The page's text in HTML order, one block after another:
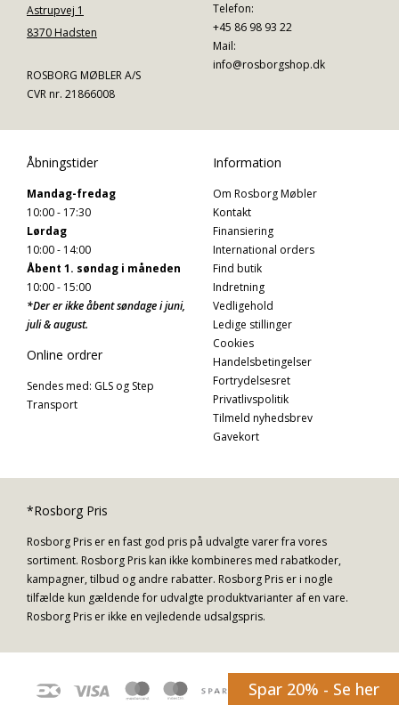
Astrupvej 1
8370 Hadsten
ROSBORG MØBLER A/S
CVR nr. 21866008
Telefon:
+45 86 98 93 22
Mail:
info@rosborgshop.dk
Åbningstider
Mandag-fredag
10:00 - 17:30
Lørdag
10:00 - 14:00
Åbent 1. søndag i måneden
10:00 - 15:00
*Der er ikke åbent søndage i juni,
juli & august.
Online ordrer
Sendes med: GLS og Step
Transport
Information
Om Rosborg Møbler
Kontakt
Finansiering
International orders
Find butik
Indretning
Vedligehold
Ledige stillinger
Cookies
Handelsbetingelser
Fortrydelsesret
Privatlivspolitik
Tilmeld nyhedsbrev
Gavekort
*Rosborg Pris
Rosborg Pris er en fast god pris på udvalgte varer fra vores
sortiment. Rosborg Pris kan ikke kombineres med rabatkoder,
kampagner, tilbud og andre rabatter. Rosborg Pris er i nogle
tilfælde kun gældende for udvalgte produktvarianter af en vare.
Rosborg Pris er ikke en vejledende udsalgspris.
Spar 20% - Se her